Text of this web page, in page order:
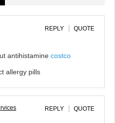
REPLY QUOTE
antihistamine costco
allergy pills
REPLY QUOTE